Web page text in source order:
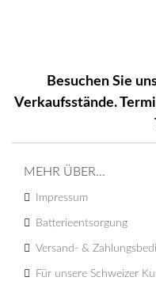
Besuchen Sie
Verkaufsstände.
MEHR ÜBER...
Impressum
Batterieentsorgung
Versand- &
Für unsere Schweizer